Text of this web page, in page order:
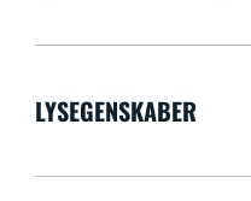
LYSEGENSKABER